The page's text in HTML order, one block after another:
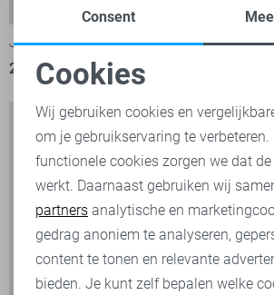
Jack & Jones sweater
20,00
39,99
Jack &
Noodzakelijke cookies
Personalisatie cookies
Analytische cookies
Marketing cookies
Consent
Cookies
Wij gebruiken cookies en
om je gebruikservaring te verbeteren.
functionele cookies zorgen we dat
werkt. Daarnaast gebruiken wij
partners analytische en
gedrag anoniem te analyseren,
content te tonen en relevante
bieden. Je kunt zelf bepalen welke